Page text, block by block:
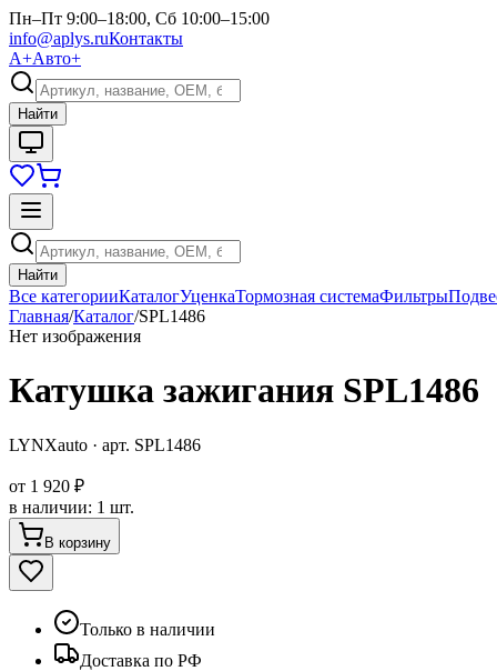
Пн–Пт 9:00–18:00, Сб 10:00–15:00
info@aplys.ruКонтакты
А+Авто+
Найти
Найти
Все категорииКаталогУценкаТормозная системаФильтры
Главная/Каталог/SPL1486
Нет изображения
Катушка зажигания SPL1486
LYNXauto · арт. SPL1486
от 1 920 ₽
в наличии: 1 шт.
В корзину
Только в наличии
Доставка по РФ